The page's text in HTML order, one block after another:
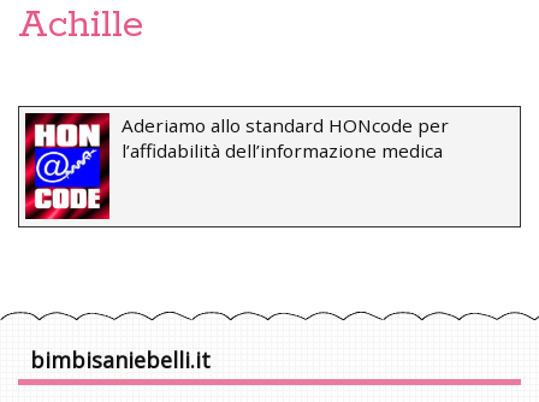
Achille
Aderiamo allo standard HONcode per
l’affidabilità dell’informazione medica
bimbisaniebelli.it